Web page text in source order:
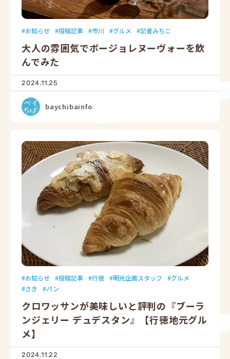
お知らせ 投稿記事 市川 グルメ 記者みちこ
大人の雰囲気でボージョレヌーヴォーを飲
んでみた
2024.11.25
baychibainfo
お知らせ 投稿記事 行徳 明光企画スタッフ
グルメ
さき
パン
クロワッサンが美味しいと評判の『ブーラ
ンジェリー デュデスタン』【行徳地元グル
メ】
2024.11.22